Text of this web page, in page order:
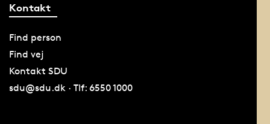
Kontakt
Find person
Find vej
Kontakt SDU
sdu@sdu.dk · Tlf: 6550 1000